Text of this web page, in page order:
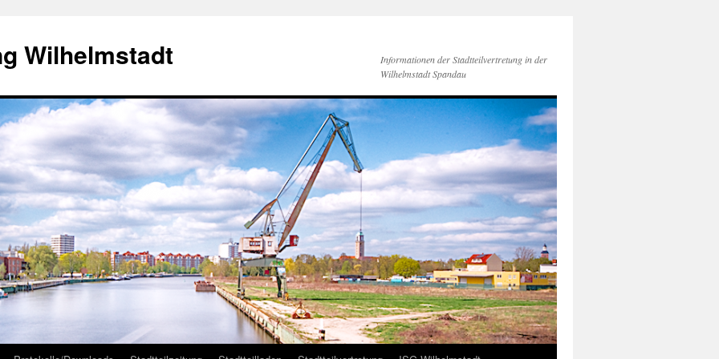
Wilhelmstadt
Informationen der Stadtteilvertretung in der
Wilhelmstadt Spandau